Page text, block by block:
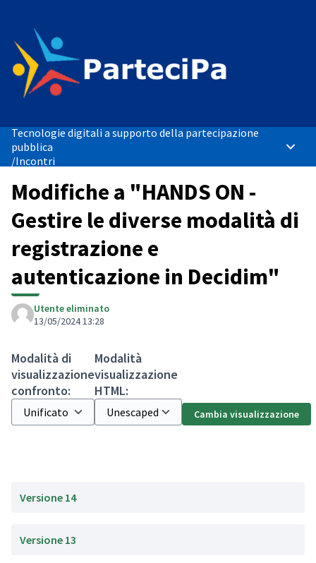
Tecnologie digitali a supporto della partecipazione
pubblica
/Incontri
Modifiche a "HANDS ON -
Gestire le diverse modalità di
registrazione e
autenticazione in Decidim"
Utente eliminato
13/05/2024 13:28
Modalità di
visualizzazione
confronto:
Modalità
visualizzazione
HTML:
Cambia visualizzazione
Versione 14
Versione 13